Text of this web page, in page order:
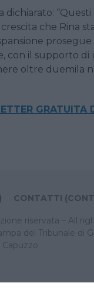
dichiarato:
che Rina
con il supporto di
oltre duemila
GRATUITA
CONTATTI
riservata – All
del Tribunale di